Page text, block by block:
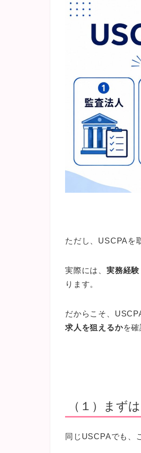
ただし、USCPAを
実際には、 実務経
ります。
だからこそ、
求人を狙えるかを確
（１）まず
同じUSCPAでも、